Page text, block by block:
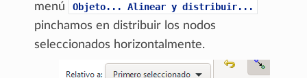
menú
Objeto... Alinear y distribuir...
pinchamos en distribuir los nodos
seleccionados horizontalmente.